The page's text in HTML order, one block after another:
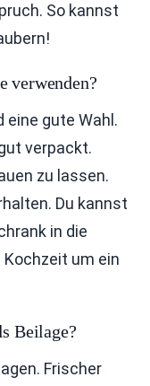
So kannst
verwenden?
gute Wahl.
verpackt.
zu lassen.
Du kannst
in die
Kochzeit um ein
Beilage?
Frischer